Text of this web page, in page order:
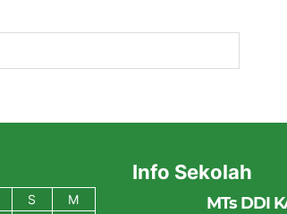
S
M
Info Sekolah
MTs DDI